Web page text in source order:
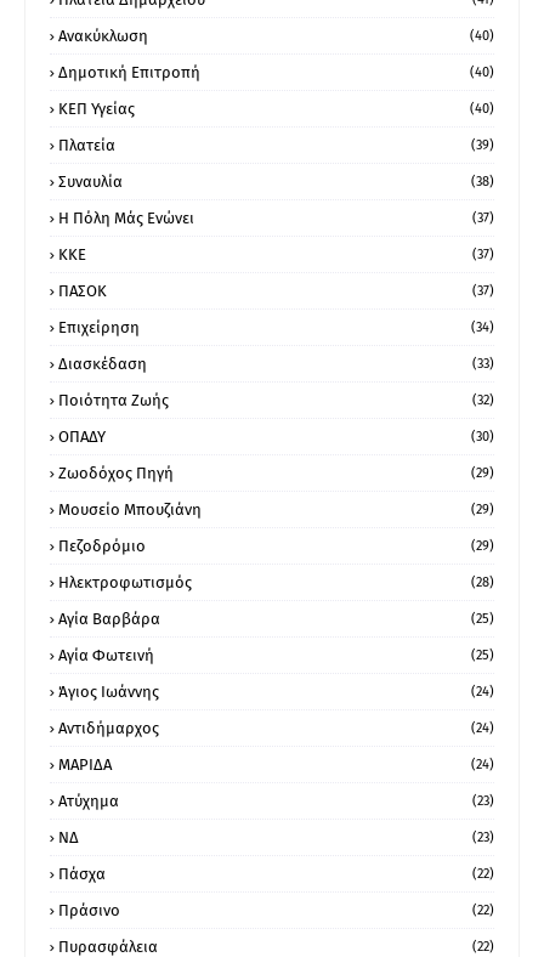
Ανακύκλωση (40)
Δημοτική Επιτροπή (40)
ΚΕΠ Υγείας (40)
Πλατεία (39)
Συναυλία (38)
Η Πόλη Μάς Ενώνει (37)
ΚΚΕ (37)
ΠΑΣΟΚ (37)
Επιχείρηση (34)
Διασκέδαση (33)
Ποιότητα Ζωής (32)
ΟΠΑΔΥ (30)
Ζωοδόχος Πηγή (29)
Μουσείο Μπουζιάνη (29)
Πεζοδρόμιο (29)
Ηλεκτροφωτισμός (28)
Αγία Βαρβάρα (25)
Αγία Φωτεινή (25)
Άγιος Ιωάννης (24)
Αντιδήμαρχος (24)
ΜΑΡΙΔΑ (24)
Ατύχημα (23)
ΝΔ (23)
Πάσχα (22)
Πράσινο (22)
Πυρασφάλεια (22)